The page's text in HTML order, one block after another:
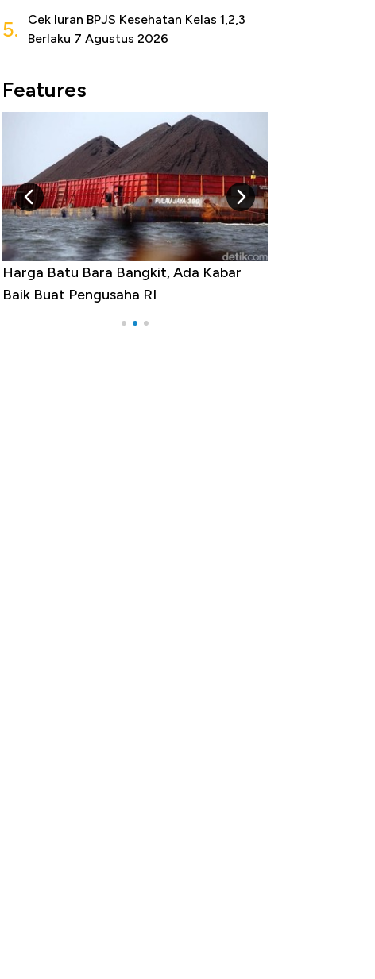
5.
Cek Iuran BPJS Kesehatan Kelas 1,2,3
Berlaku 7 Agustus 2026
Features
Harga Batu Bara Bangkit, Ada Kabar
Baik Buat Pengusaha RI